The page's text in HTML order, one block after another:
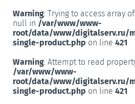
Warning: Trying to access array
null in /var/www/www-
root/data/www/digitalserv.ru/
single-product.php on line 421
Warning: Attempt to read
/var/www/www-
root/data/www/digitalserv.ru/
single-product.php on line 421